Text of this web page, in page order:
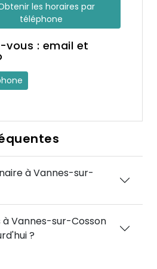
les horaires par
téléphone
vous : email et
à Vannes-sur-
Vannes-sur-Cosson
?